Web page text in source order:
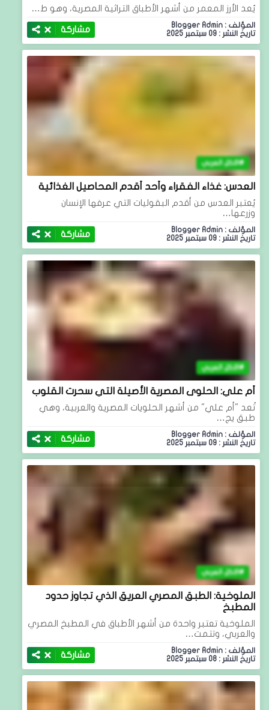
يُعد الأرز المعمر من أشهر الأطباق التراثية المصرية، وهو ط…
المؤلف : Blogger Admin
تاريخ النشر : 09 سبتمبر 2025
مشاركة
الاكل العربي
العدس: غذاء الفقراء وأحد أقدم المحاصيل الغذائية
يُعتبر العدس من أقدم البقوليات التي عرفها الإنسان
وزرعها…
المؤلف : Blogger Admin
تاريخ النشر : 09 سبتمبر 2025
مشاركة
الاكل العربي
أم علي: الحلوى المصرية الأصيلة التي سحرت القلوب
تُعد "أم علي" من أشهر الحلويات المصرية والعربية، وهي
طبق يج…
المؤلف : Blogger Admin
تاريخ النشر : 09 سبتمبر 2025
مشاركة
الاكل العربي
الملوخية: الطبق المصري العريق الذي تجاوز حدود
المطبخ
الملوخية تعتبر واحدة من أشهر الأطباق في المطبخ المصري
والعربي، وتتمت…
المؤلف : Blogger Admin
تاريخ النشر : 08 سبتمبر 2025
مشاركة